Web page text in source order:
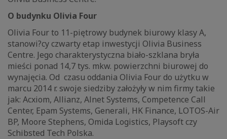
O budynku Olivia Four
Olivia Four to 11-piętrowy budynek biurowy klasy A,
stanowi?cy czwarty etap inwestycji Olivia Business
Centre. Jego charakterystyczna biało-szklana bryła
mieści ponad 14,7 tys. mkw. powierzchni biurowej do
wynajęcia. Od czasu oddania Olivia Four do użytku w
marcu 2014 r. swoje siedziby założyły w nim firmy takie
jak: Acxiom, Allianz, Alnet Systems, Competence Call
Center, Epam Systems, Generali, HK Finance, LOTOS-Air
BP, Moore Stephens, Omida Logistics, Playsoft czy
Schibsted Tech Polska.